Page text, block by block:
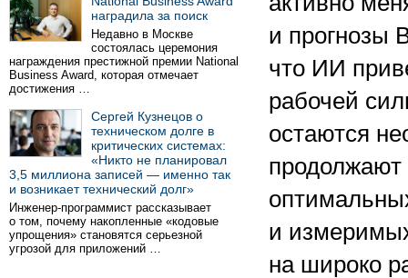
наградила за поиск
Недавно в Москве
состоялась церемония
награждения престижной премии National
Business Award, которая отмечает
достижения …
Сергей Кузнецов о
техническом долге в
критических системах:
«Никто не планировал
3,5 миллиона записей — именно так
и возникает технический долг»
Инженер-программист рассказывает
о том, почему накопленные «кодовые
упрощения» становятся серьезной
угрозой для приложений …
и прогнозы
что ИИ
рабочей
остаются
продолжают
и
на широко